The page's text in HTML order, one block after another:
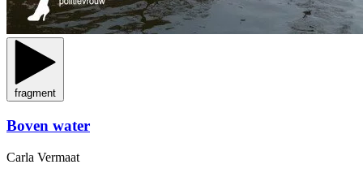
fragment
Boven water
Carla Vermaat